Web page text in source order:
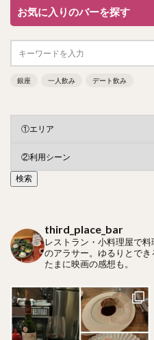
お気に入りのバーを探す
銀座 一人飲み デート飲み
third_place_bar
レストラン・小料理屋で
のアラサー。ゆるりとでき
たまに映画の感想も。